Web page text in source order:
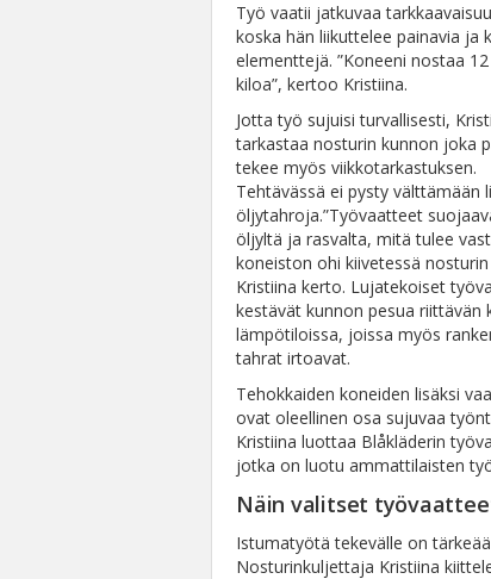
Työ vaatii jatkuvaa
koska hän liikuttelee painavia ja
elementtejä. ”Koneeni nostaa
kiloa”, kertoo Kristiina.
Jotta työ sujuisi turvallisesti,
tarkastaa nosturin kunnon joka
tekee myös viikkotarkastuksen.
Tehtävässä ei pysty välttämään
öljytahroja.”Työvaatteet
öljyltä ja rasvalta, mitä tulee
koneiston ohi kiivetessä nosturin
Kristiina kerto. Lujatekoiset
kestävät kunnon pesua riittävän
lämpötiloissa, joissa myös
tahrat irtoavat.
Tehokkaiden koneiden lisäksi
ovat oleellinen osa sujuvaa
Kristiina luottaa Blåkläderin
jotka on luotu ammattilaisten
Näin valitset
Istumatyötä tekevälle on
Nosturinkuljettaja Kristiina